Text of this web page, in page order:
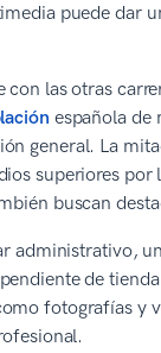
puede dar
con las otras
española de
general. La
superiores por
buscan
administrativo,
de
fotografías y